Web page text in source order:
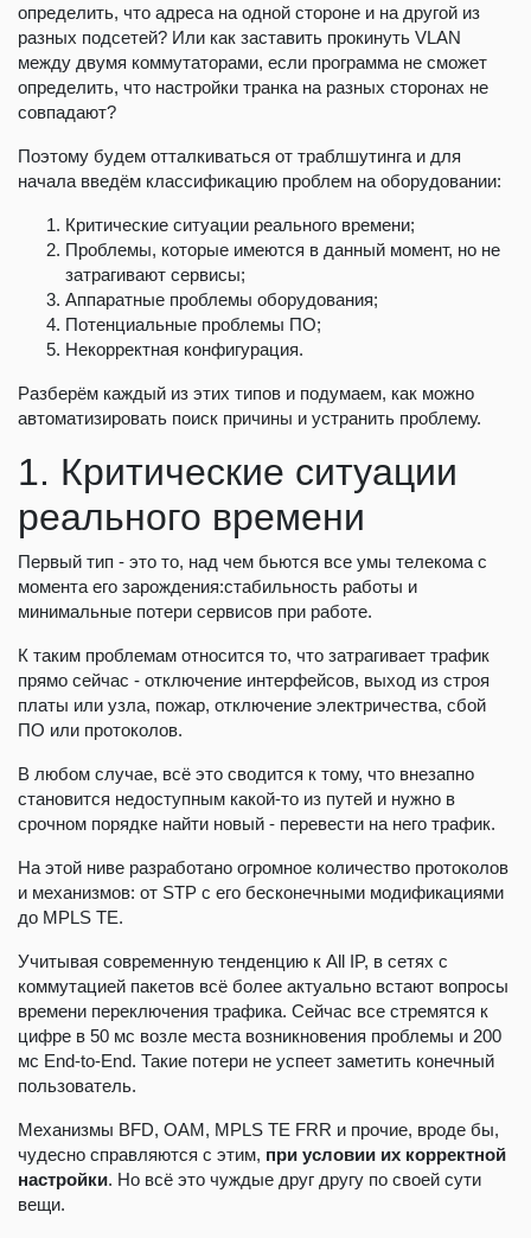
определить, что адреса на одной стороне и на другой из
разных подсетей? Или как заставить прокинуть VLAN
между двумя коммутаторами, если программа не сможет
определить, что настройки транка на разных сторонах не
совпадают?
Поэтому будем отталкиваться от траблшутинга и для
начала введём классификацию проблем на оборудовании:
Критические ситуации реального времени;
Проблемы, которые имеются в данный момент, но не
затрагивают сервисы;
Аппаратные проблемы оборудования;
Потенциальные проблемы ПО;
Некорректная конфигурация.
Разберём каждый из этих типов и подумаем, как можно
автоматизировать поиск причины и устранить проблему.
1. Критические ситуации
реального времени
Первый тип - это то, над чем бьются все умы телекома с
момента его зарождения:стабильность работы и
минимальные потери сервисов при работе.
К таким проблемам относится то, что затрагивает трафик
прямо сейчас - отключение интерфейсов, выход из строя
платы или узла, пожар, отключение электричества, сбой
ПО или протоколов.
В любом случае, всё это сводится к тому, что внезапно
становится недоступным какой-то из путей и нужно в
срочном порядке найти новый - перевести на него трафик.
На этой ниве разработано огромное количество протоколов
и механизмов: от STP с его бесконечными модификациями
до MPLS TE.
Учитывая современную тенденцию к All IP, в сетях с
коммутацией пакетов всё более актуально встают вопросы
времени переключения трафика. Сейчас все стремятся к
цифре в 50 мс возле места возникновения проблемы и 200
мс End-to-End. Такие потери не успеет заметить конечный
пользователь.
Механизмы BFD, OAM, MPLS TE FRR и прочие, вроде бы,
чудесно справляются с этим, при условии их корректной
настройки. Но всё это чуждые друг другу по своей сути
вещи.